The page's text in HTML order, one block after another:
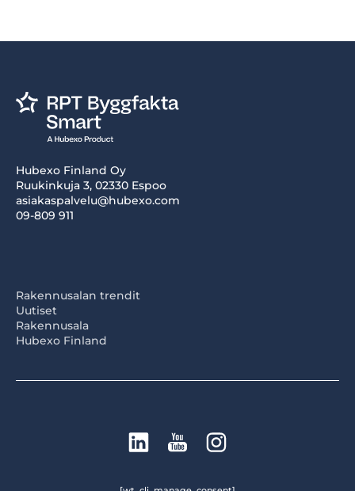
Hubexo Finland Oy
Ruukinkuja 3, 02330 Espoo
asiakaspalvelu@hubexo.com
09-809 911
Rakennusalan trendit
Uutiset
Rakennusala
Hubexo Finland